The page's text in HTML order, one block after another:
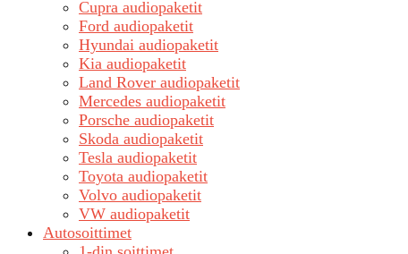
Cupra audiopaketit
Ford audiopaketit
Hyundai audiopaketit
Kia audiopaketit
Land Rover audiopaketit
Mercedes audiopaketit
Porsche audiopaketit
Skoda audiopaketit
Tesla audiopaketit
Toyota audiopaketit
Volvo audiopaketit
VW audiopaketit
Autosoittimet